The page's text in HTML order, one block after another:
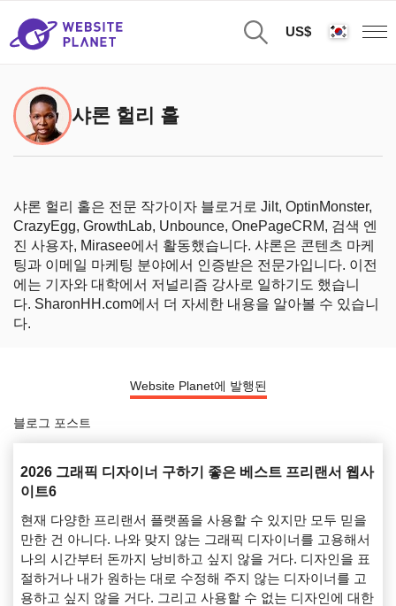
US$
샤론 헐리 홀
샤론 헐리 홀은 전문 작가이자 블로거로 Jilt, OptinMonster,
CrazyEgg, GrowthLab, Unbounce, OnePageCRM, 검색 엔
진 사용자, Mirasee에서 활동했습니다. 샤론은 콘텐츠 마케
팅과 이메일 마케팅 분야에서 인증받은 전문가입니다. 이전
에는 기자와 대학에서 저널리즘 강사로 일하기도 했습니
다. SharonHH.com에서 더 자세한 내용을 알아볼 수 있습니
다.
Website Planet에 발행된
블로그 포스트
2026 그래픽 디자이너 구하기 좋은 베스트 프리랜서 웹사
이트6
현재 다양한 프리랜서 플랫폼을 사용할 수 있지만 모두 믿을
만한 건 아니다. 나와 맞지 않는 그래픽 디자이너를 고용해서
나의 시간부터 돈까지 낭비하고 싶지 않을 거다. 디자인을 표
절하거나 내가 원하는 대로 수정해 주지 않는 디자이너를 고
용하고 싶지 않을 거다. 그리고 사용할 수 없는 디자인에 대한